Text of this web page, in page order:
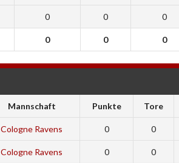
0 0 0
0 0 0
Mannschaft Punkte Tore
Cologne Ravens 0 0
Cologne Ravens 0 0